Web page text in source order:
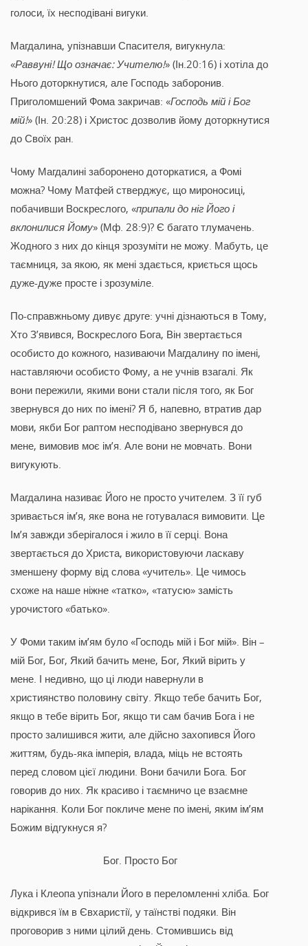
голоси, їх несподівані вигуки.
Магдалина, упізнавши Спасителя, вигукнула:
«Раввуні! Що означає: Учителю!» (Ін.20:16) і хотіла до
Нього доторкнутися, але Господь заборонив.
Приголомшений Фома закричав: «Господь мій і Бог
мій!» (Ін. 20:28) і Христос дозволив йому доторкнутися
до Своїх ран.
Чому Магдалині заборонено доторкатися, а Фомі
можна? Чому Матфей стверджує, що мироносиці,
побачивши Воскреслого, «припали до ніг Його і
вклонилися Йому» (Мф. 28:9)? Є багато тлумачень.
Жодного з них до кінця зрозуміти не можу. Мабуть, це
таємниця, за якою, як мені здається, криється щось
дуже-дуже просте і зрозуміле.
По-справжньому дивує друге: учні дізнаються в Тому,
Хто З’явився, Воскреслого Бога, Він звертається
особисто до кожного, називаючи Магдалину по імені,
наставляючи особисто Фому, а не учнів взагалі. Як
вони пережили, якими вони стали після того, як Бог
звернувся до них по імені? Я б, напевно, втратив дар
мови, якби Бог раптом несподівано звернувся до
мене, вимовив моє ім’я. Але вони не мовчать. Вони
вигукують.
Магдалина називає Його не просто учителем. З її губ
зривається ім’я, яке вона не готувалася вимовити. Це
Ім’я завжди зберігалося і жило в її серці. Вона
звертається до Христа, використовуючи ласкаву
зменшену форму від слова «учитель». Це чимось
схоже на наше ніжне «татко», «татусю» замість
урочистого «батько».
У Фоми таким ім’ям було «Господь мій і Бог мій». Він –
мій Бог, Бог, Який бачить мене, Бог, Який вірить у
мене. І недивно, що ці люди навернули в
християнство половину світу. Якщо тебе бачить Бог,
якщо в тебе вірить Бог, якщо ти сам бачив Бога і не
просто залишився жити, але дійсно захопився Його
життям, будь-яка імперія, влада, міць не встоять
перед словом цієї людини. Вони бачили Бога. Бог
говорив до них. Як красиво і таємничо це взаємне
нарікання. Коли Бог покличе мене по імені, яким ім’ям
Божим відгукнуся я?
Бог. Просто Бог
Лука і Клеопа упізнали Його в переломленні хліба. Бог
відкрився їм в Євхаристії, у таїнстві подяки. Він
проговорив з ними цілий день. Стомившись від